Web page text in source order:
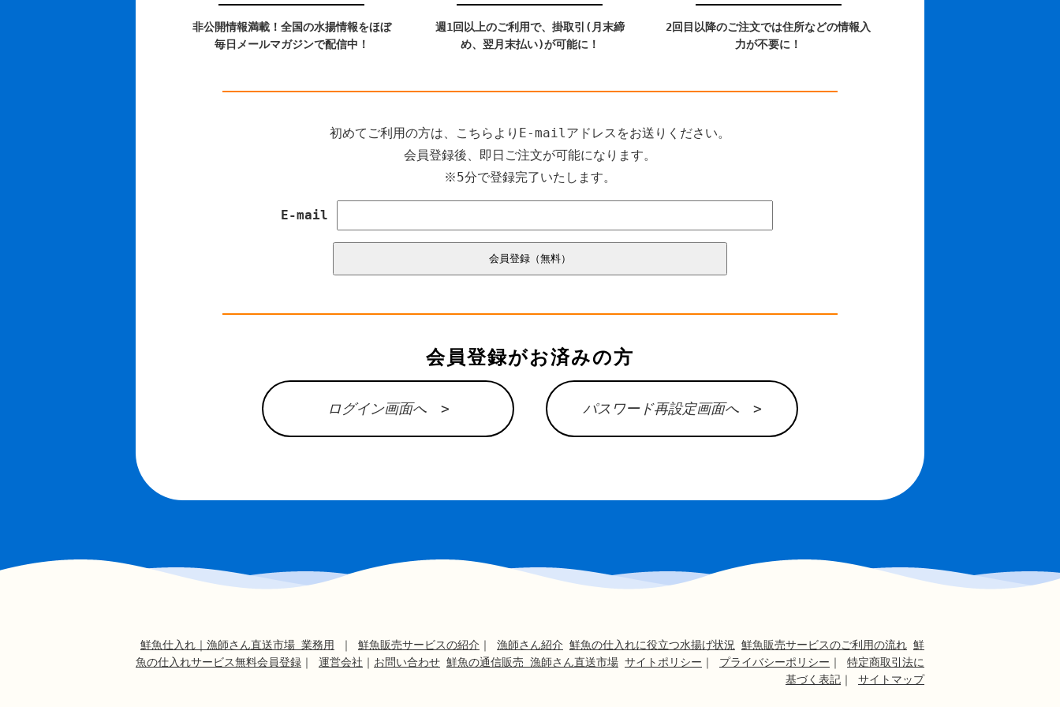
非公開情報満載！全国の水揚情報をほぼ
毎日メールマガジンで配信中！
週1回以上のご利用で、掛取引(月末締
め、翌月末払い)が可能に！
2回目以降のご注文では住所などの情報入
力が不要に！
初めてご利用の方は、こちらよりE-mailアドレスをお送りください。
会員登録後、即日ご注文が可能になります。
※5分で登録完了いたします。
E-mail
会員登録がお済みの方
ログイン画面へ > パスワード再設定画面へ >
鮮魚仕入れ｜漁師さん直送市場 業務用 ｜ 鮮魚販売サービスの紹介 ｜ 漁師さん紹介 鮮魚の仕入れに役立つ水揚げ状況 鮮魚販売サービスのご利用の流れ 鮮
魚の仕入れサービス無料会員登録 ｜ 運営会社 ｜ お問い合わせ 鮮魚の通信販売 漁師さん直送市場 サイトポリシー ｜ プライバシーポリシー ｜ 特定商取引法に
基づく表記 ｜ サイトマップ